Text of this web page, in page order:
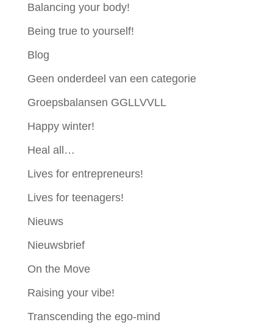
Balancing your body!
Being true to yourself!
Blog
Geen onderdeel van een categorie
Groepsbalansen GGLLVVLL
Happy winter!
Heal all…
Lives for entrepreneurs!
Lives for teenagers!
Nieuws
Nieuwsbrief
On the Move
Raising your vibe!
Transcending the ego-mind